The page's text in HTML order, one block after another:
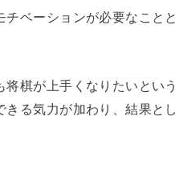
ベーションが必要なこと
棋が上手くなりたいとい
る気力が加わり、結果と